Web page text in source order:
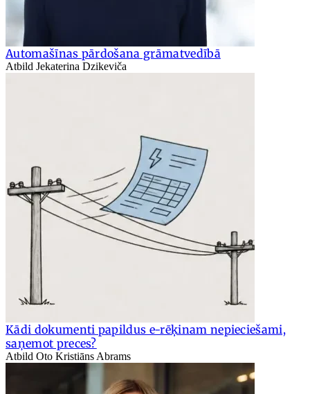
Automašīnas pārdošana grāmatvedībā
Atbild Jekaterina Dzikeviča
Kādi dokumenti papildus e-rēķinam nepieciešami,
saņemot preces?
Atbild Oto Kristiāns Abrams